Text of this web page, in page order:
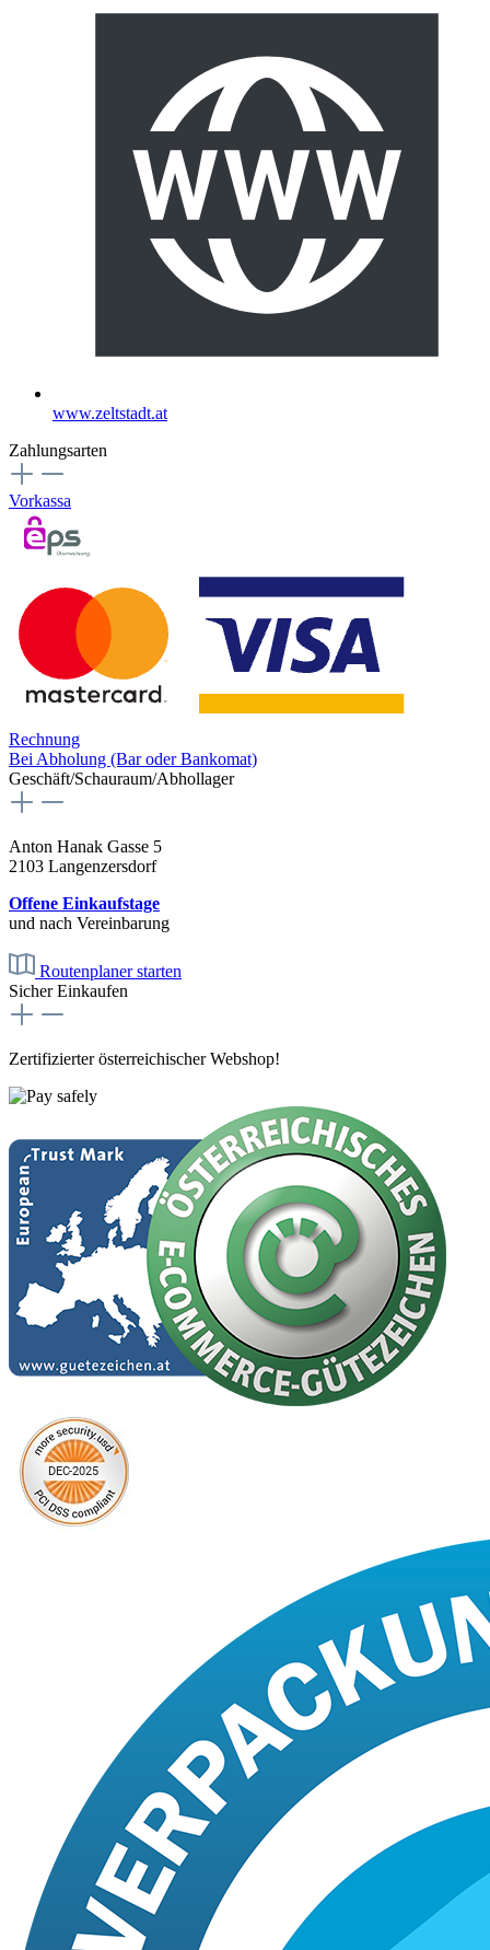
www.zeltstadt.at
Zahlungsarten
Vorkassa
Rechnung
Bei Abholung (Bar oder Bankomat)
Geschäft/Schauraum/Abhollager
Anton Hanak Gasse 5
2103 Langenzersdorf
Offene Einkaufstage
und nach Vereinbarung
Routenplaner starten
Sicher Einkaufen
Zertifizierter österreichischer Webshop!